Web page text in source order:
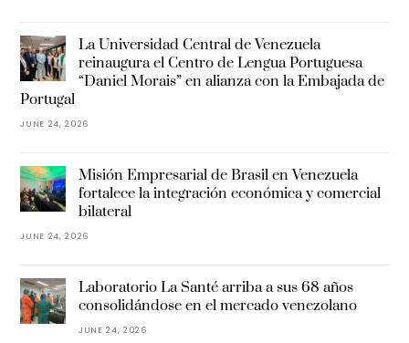
La Universidad Central de Venezuela
reinaugura el Centro de Lengua Portuguesa
“Daniel Morais” en alianza con la Embajada de
Portugal
JUNE 24, 2026
Misión Empresarial de Brasil en Venezuela
fortalece la integración económica y comercial
bilateral
JUNE 24, 2026
Laboratorio La Santé arriba a sus 68 años
consolidándose en el mercado venezolano
JUNE 24, 2026